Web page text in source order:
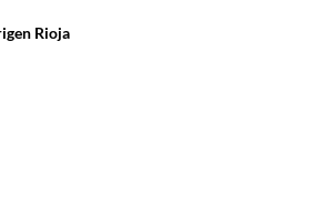
Rioja